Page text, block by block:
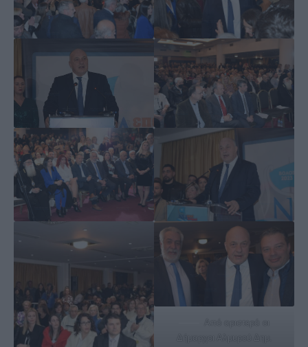
Από αριστερά οι
Δήμαρχοι Αλμυρού Δημ.